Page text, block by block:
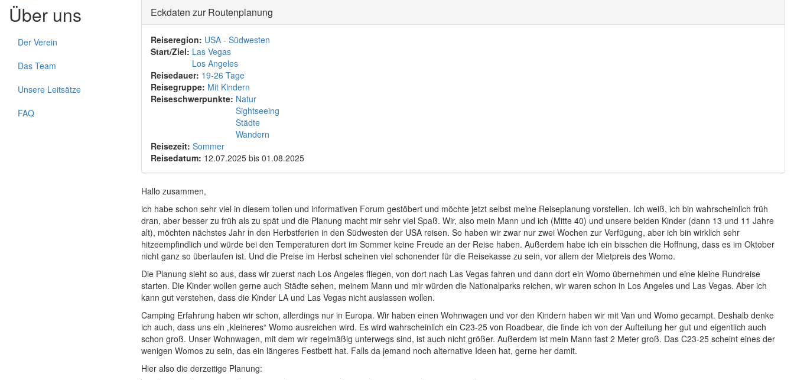
Über uns
Der Verein
Das Team
Unsere Leitsätze
FAQ
Eckdaten zur Routenplanung
Reiseregion: USA - Südwesten
Start/Ziel: Las Vegas
Los Angeles
Reisedauer: 19-26 Tage
Reisegruppe: Mit Kindern
Reiseschwerpunkte: Natur
Sightseeing
Städte
Wandern
Reisezeit: Sommer
Reisedatum: 12.07.2025 bis 01.08.2025
Hallo zusammen,
ich habe schon sehr viel in diesem tollen und informativen Forum gestöbert und möchte jetzt selbst meine Reiseplanung vorstellen. Ich weiß, ich bin wahrscheinlich früh
dran, aber besser zu früh als zu spät und die Planung macht mir sehr viel Spaß. Wir, also mein Mann und ich (Mitte 40) und unsere beiden Kinder (dann 13 und 11 Jahre
alt), möchten nächstes Jahr in den Herbstferien in den Südwesten der USA reisen. So haben wir zwar nur zwei Wochen zur Verfügung, aber ich bin wirklich sehr
hitzeempfindlich und würde bei den Temperaturen dort im Sommer keine Freude an der Reise haben. Außerdem habe ich ein bisschen die Hoffnung, dass es im Oktober
nicht ganz so überlaufen ist. Und die Preise im Herbst scheinen viel schonender für die Reisekasse zu sein, vor allem der Mietpreis des Womo.
Die Planung sieht so aus, dass wir zuerst nach Los Angeles fliegen, von dort nach Las Vegas fahren und dann dort ein Womo übernehmen und eine kleine Rundreise
starten. Die Kinder wollen gerne auch Städte sehen, meinem Mann und mir würden die Nationalparks reichen, wir waren schon in Los Angeles und Las Vegas. Aber ich
kann gut verstehen, dass die Kinder LA und Las Vegas nicht auslassen wollen.
Camping Erfahrung haben wir schon, allerdings nur in Europa. Wir haben einen Wohnwagen und vor den Kindern haben wir mit Van und Womo gecampt. Deshalb denke
ich auch, dass uns ein „kleineres“ Womo ausreichen wird. Es wird wahrscheinlich ein C23-25 von Roadbear, die finde ich von der Aufteilung her gut und eigentlich auch
schon groß. Unser Wohnwagen, mit dem wir regelmäßig unterwegs sind, ist auch nicht größer. Außerdem ist mein Mann fast 2 Meter groß. Das C23-25 scheint eines der
wenigen Womos zu sein, das ein längeres Festbett hat. Falls da jemand noch alternative Ideen hat, gerne her damit.
Hier also die derzeitige Planung: